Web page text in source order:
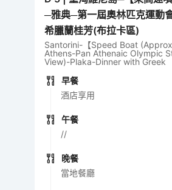
─雅典─第一屆奧林匹克運動
希臘蘭桂芳(布拉卡區)
Santorini-【Speed Boat
Athens-Pan Athenaic Olympic
View)-Plaka-Dinner with Greek
早餐
酒店享用
午餐
//
晚餐
當地餐廳